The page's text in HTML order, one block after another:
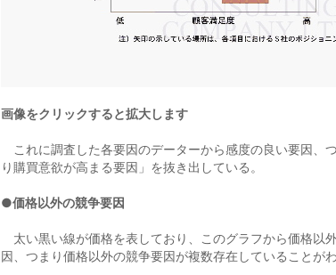
画像をクリックすると拡大します
これに調査した各要因のデーターから感度の良い要因、
り購買意欲が高まる要因」を抜き出している。
●価格以外の競争要因
太い黒い線が価格を表しており、このグラフから価格以
因、つまり価格以外の競争要因が複数存在していることがわ